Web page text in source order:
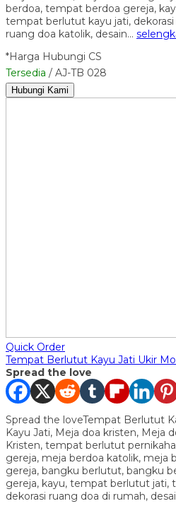
berdoa, tempat berdoa gereja,
tempat berlutut kayu jati,
ruang doa katolik, desain…
*Harga Hubungi CS
Tersedia / AJ-TB 028
Hubungi Kami
Quick Order
Tempat Berlutut Kayu Jati Ukir
Spread the love
Spread the loveTempat Berlutut
Kayu Jati, Meja doa kristen, Meja
Kristen, tempat berlutut
gereja, meja berdoa katolik, meja
gereja, bangku berlutut, bangku
gereja, kayu, tempat berlutut jati,
dekorasi ruang doa di rumah,